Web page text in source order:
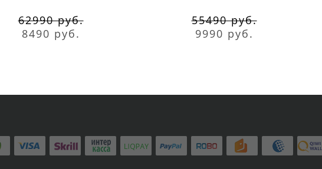
62990 руб.
8490 руб.
55490 руб.
9990 руб.